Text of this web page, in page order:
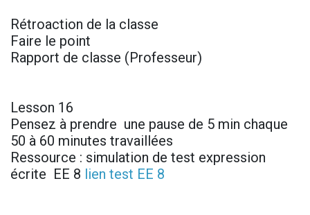
Rétroaction de la classe
Faire le point
Rapport de classe (Professeur)
Lesson 16
Pensez à prendre une pause de 5 min chaque
50 à 60 minutes travaillées
Ressource : simulation de test expression
écrite EE 8 lien test EE 8